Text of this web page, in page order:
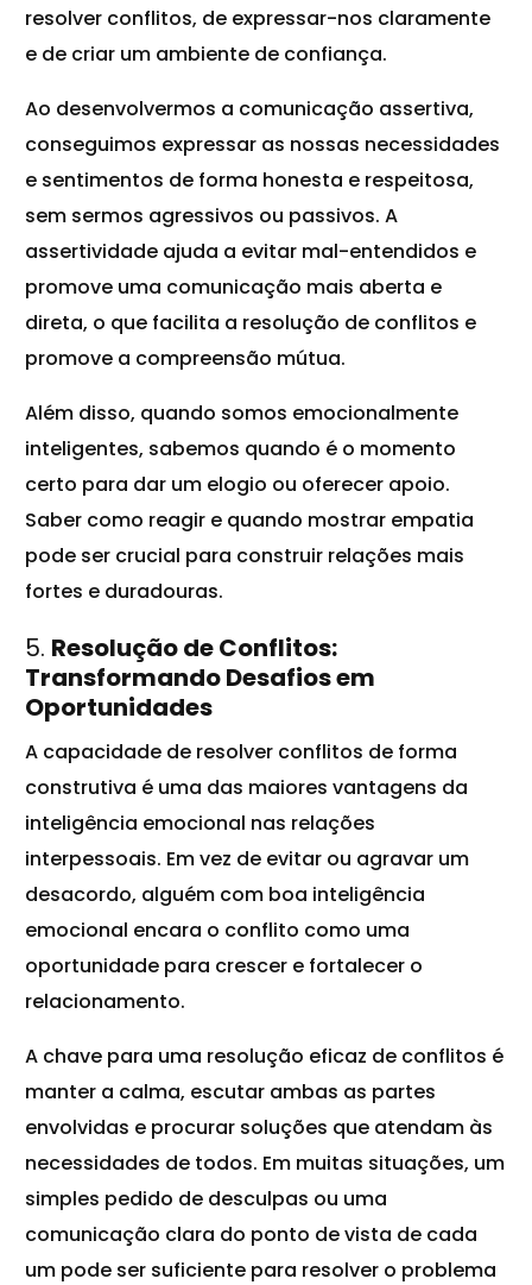
resolver conflitos, de expressar-nos claramente
e de criar um ambiente de confiança.
Ao desenvolvermos a comunicação assertiva,
conseguimos expressar as nossas necessidades
e sentimentos de forma honesta e respeitosa,
sem sermos agressivos ou passivos. A
assertividade ajuda a evitar mal-entendidos e
promove uma comunicação mais aberta e
direta, o que facilita a resolução de conflitos e
promove a compreensão mútua.
Além disso, quando somos emocionalmente
inteligentes, sabemos quando é o momento
certo para dar um elogio ou oferecer apoio.
Saber como reagir e quando mostrar empatia
pode ser crucial para construir relações mais
fortes e duradouras.
5. Resolução de Conflitos:
Transformando Desafios em
Oportunidades
A capacidade de resolver conflitos de forma
construtiva é uma das maiores vantagens da
inteligência emocional nas relações
interpessoais. Em vez de evitar ou agravar um
desacordo, alguém com boa inteligência
emocional encara o conflito como uma
oportunidade para crescer e fortalecer o
relacionamento.
A chave para uma resolução eficaz de conflitos é
manter a calma, escutar ambas as partes
envolvidas e procurar soluções que atendam às
necessidades de todos. Em muitas situações, um
simples pedido de desculpas ou uma
comunicação clara do ponto de vista de cada
um pode ser suficiente para resolver o problema